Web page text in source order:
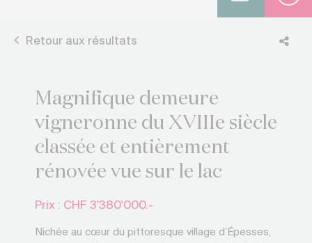
Retour aux résultats
Magnifique demeure
vigneronne du XVIIIe siècle
classée et entièrement
rénovée vue sur le lac
Prix : CHF 3'380'000.-
Nichée au cœur du pittoresque village d’Épesses,